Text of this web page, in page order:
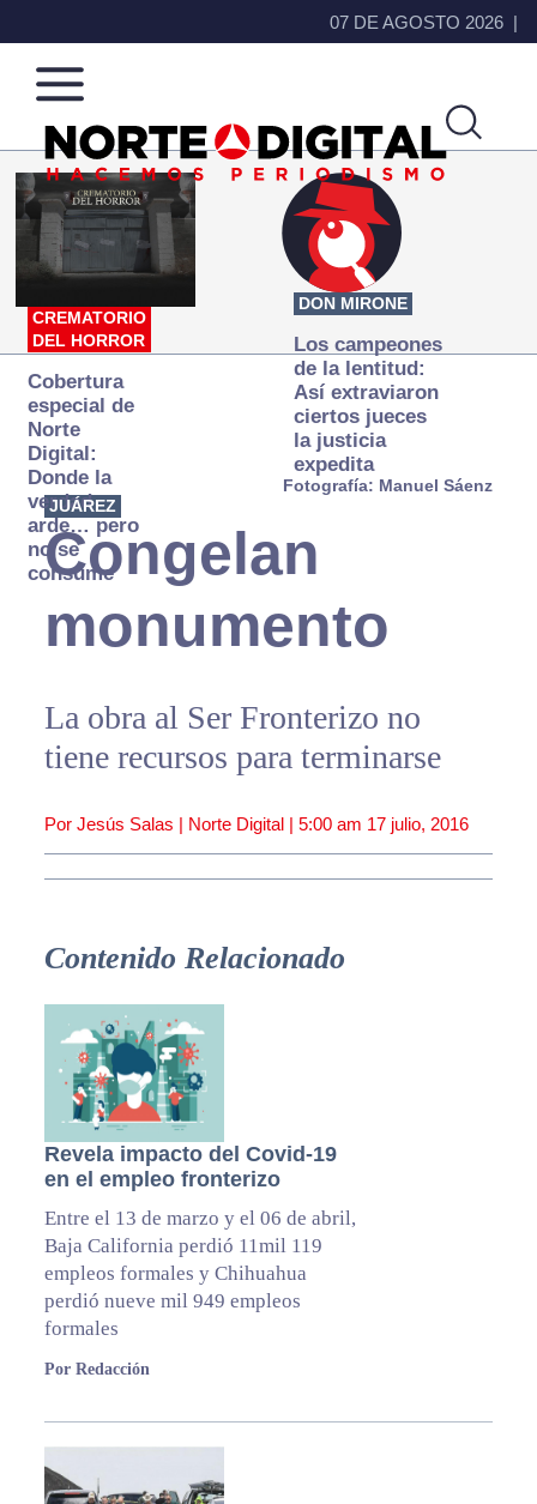
07 DE AGOSTO 2026
Norte
de
Ciudad
Más
que
noticias,
hacemos periodismo
CREMATORIO
DEL HORROR
Cobertura
especial de
Norte
Digital:
Donde la
verdad
arde… pero
no se
consume
DON MIRONE
Los campeones
de la lentitud:
Así extraviaron
ciertos jueces
la justicia
expedita
Fotografía: Manuel Sáenz
JUÁREZ
Congelan
monumento
La obra al Ser Fronterizo no
tiene recursos para terminarse
Por Jesús Salas | Norte Digital | 5:00 am 17 julio, 2016
Contenido Relacionado
Revela impacto del Covid-19
en el empleo fronterizo
Entre el 13 de marzo y el 06 de abril,
Baja California perdió 11mil 119
empleos formales y Chihuahua
perdió nueve mil 949 empleos
formales
Por Redacción